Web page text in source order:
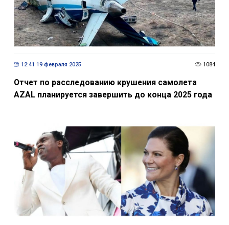
12:41 19 февраля 2025 1084
Отчет по расследованию крушения самолета
AZAL планируется завершить до конца 2025 года